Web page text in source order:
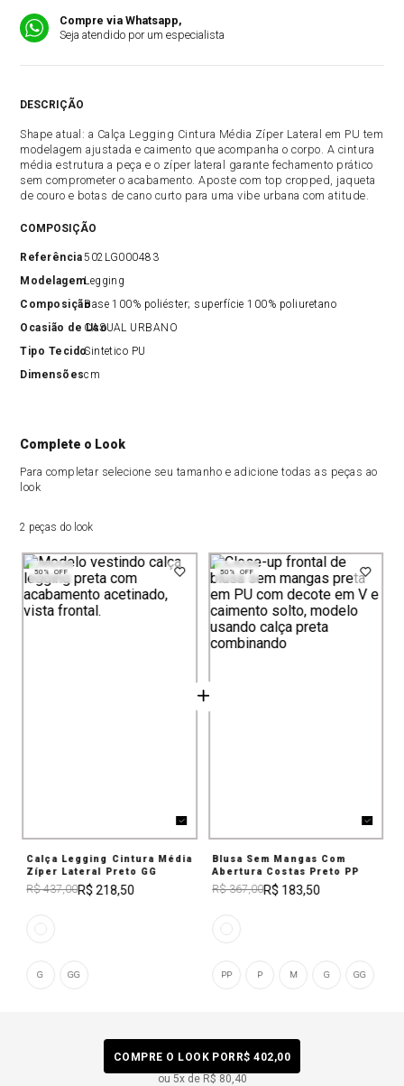
Compre via Whatsapp,
Seja atendido por um especialista
DESCRIÇÃO
Shape atual: a Calça Legging Cintura Média Zíper Lateral em PU tem
modelagem ajustada e caimento que acompanha o corpo. A cintura
média estrutura a peça e o zíper lateral garante fechamento prático
sem comprometer o acabamento. Aposte com top cropped, jaqueta
de couro e botas de cano curto para uma vibe urbana com atitude.
COMPOSIÇÃO
Referência502LG000483
ModelagemLegging
ComposiçãoBase 100% poliéster; superfície 100% poliuretano
Ocasião de UsoCASUAL URBANO
Tipo TecidoSintetico PU
Dimensõescm
Complete o Look
Para completar selecione seu tamanho e adicione todas as peças ao
look
2 peças do look
50% OFF
Calça Legging Cintura Média
Zíper Lateral Preto GG
R$ 437,00R$ 218,50
G GG
50% OFF
Blusa Sem Mangas Com
Abertura Costas Preto PP
R$ 367,00R$ 183,50
G GG
M
P
PP
ou 5x de R$ 80,40
COMPRE O LOOK POR R$ 402,00